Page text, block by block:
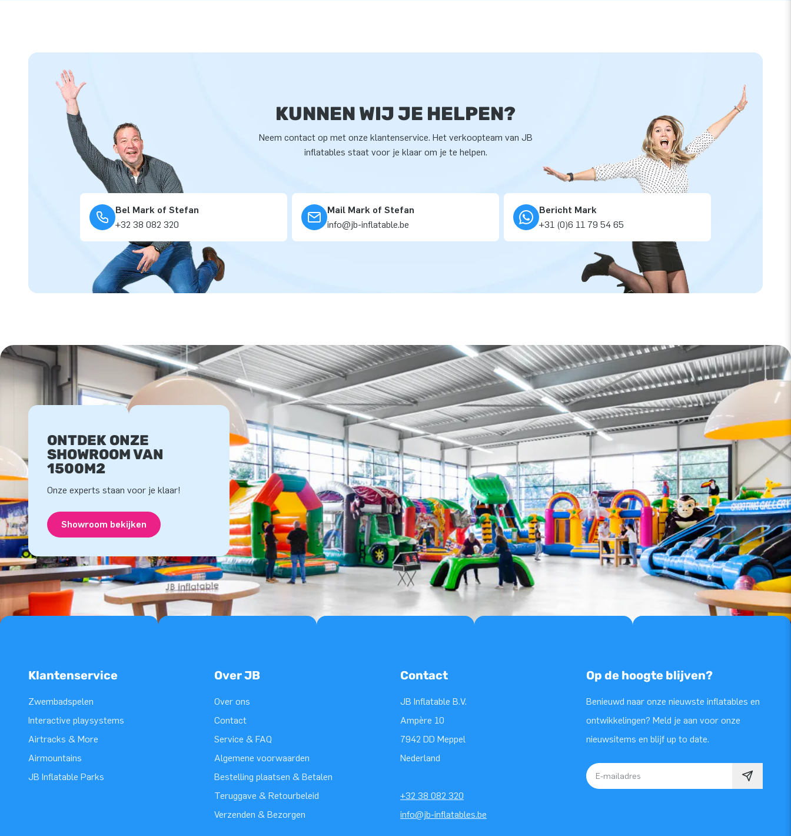
KUNNEN WIJ JE HELPEN?
Neem contact op met onze klantenservice. Het verkoopteam van JB
inflatables staat voor je klaar om je te helpen.
Bel Mark of Stefan
+32 38 082 320
Mail Mark of Stefan
info@jb-inflatable.be
Bericht Mark
+31 (0)6 11 79 54 65
ONTDEK ONZE
SHOWROOM VAN
1500M2
Onze experts staan voor je klaar!
Showroom bekijken
Klantenservice
Zwembadspelen
Interactive playsystems
Airtracks & More
Airmountains
JB Inflatable Parks
Over JB
Over ons
Contact
Service & FAQ
Algemene voorwaarden
Bestelling plaatsen & Betalen
Teruggave & Retourbeleid
Verzenden & Bezorgen
Contact
JB Inflatable B.V.
Ampère 10
7942 DD Meppel
Nederland
+32 38 082 320
info@jb-inflatables.be
Op de hoogte blijven?
Benieuwd naar onze nieuwste inflatables en
ontwikkelingen? Meld je aan voor onze
nieuwsitems en blijf up to date.
E-mailadres